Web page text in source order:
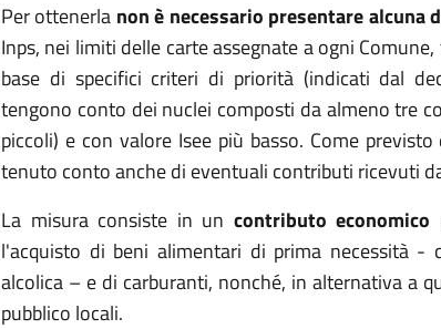
Per ottenerla non è necessario presentare alcuna
Inps, nei limiti delle carte assegnate a ogni
base di specifici criteri di priorità (indicati dal
tengono conto dei nuclei composti da almeno tre
piccoli) e con valore Isee più basso. Come
tenuto conto anche di eventuali contributi ricevuti
La misura consiste in un contributo
l'acquisto di beni alimentari di prima necessità -
alcolica – e di carburanti, nonché, in alternativa a
pubblico locali.